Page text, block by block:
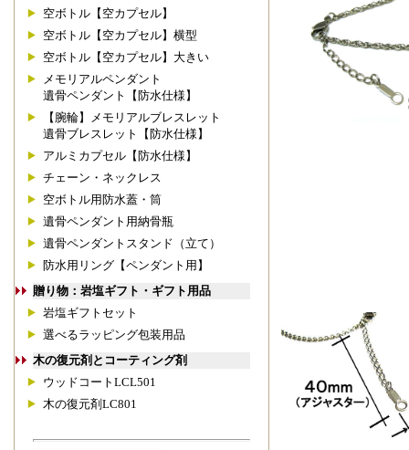
空ボトル【空カプセル】
空ボトル【空カプセル】横型
空ボトル【空カプセル】大きい
メモリアルペンダント
遺骨ペンダント【防水仕様】
【腕輪】メモリアルブレスレット
遺骨ブレスレット【防水仕様】
アルミカプセル【防水仕様】
チェーン・ネックレス
空ボトル用防水蓋・筒
遺骨ペンダント用納骨瓶
遺骨ペンダントスタンド（立て）
防水用リング【ペンダント用】
贈り物：岩塩ギフト・ギフト用品
岩塩ギフトセット
選べるラッピング包装用品
木の復元剤とコーティング剤
ウッドコートLCL501
木の復元剤LC801